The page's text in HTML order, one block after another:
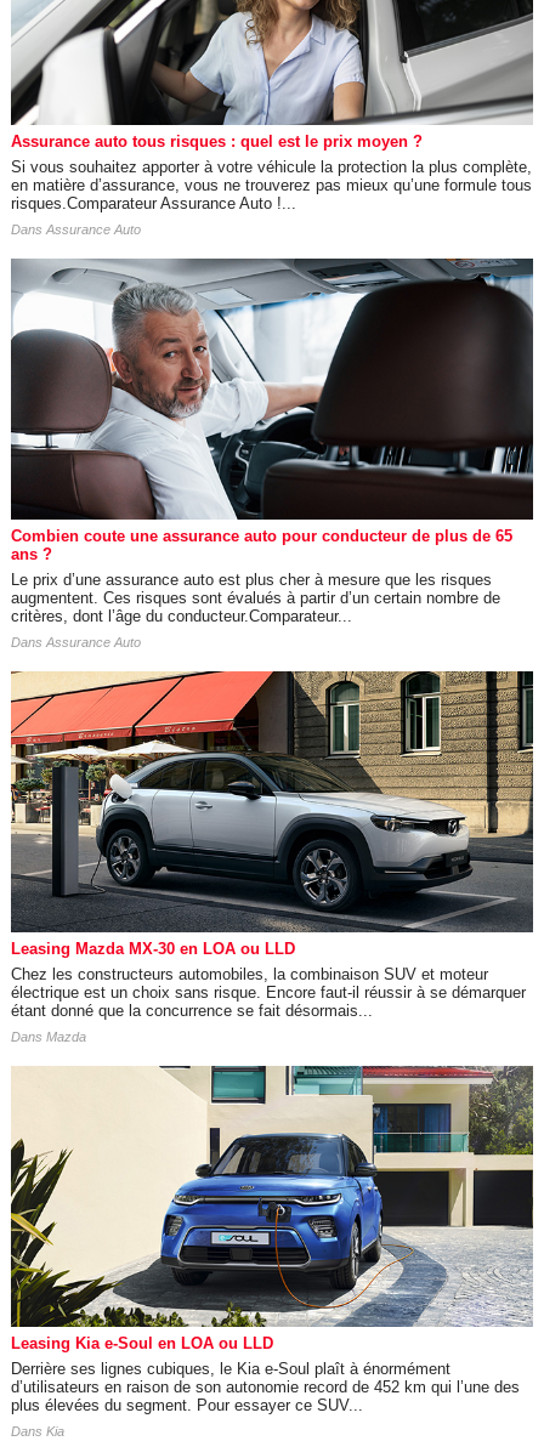
Assurance auto tous risques : quel est le prix moyen ?
Si vous souhaitez apporter à votre véhicule la protection la plus complète,
en matière d’assurance, vous ne trouverez pas mieux qu’une formule tous
risques.Comparateur Assurance Auto !...
Dans Assurance Auto
Combien coute une assurance auto pour conducteur de plus de 65
ans ?
Le prix d’une assurance auto est plus cher à mesure que les risques
augmentent. Ces risques sont évalués à partir d’un certain nombre de
critères, dont l’âge du conducteur.Comparateur...
Dans Assurance Auto
Leasing Mazda MX-30 en LOA ou LLD
Chez les constructeurs automobiles, la combinaison SUV et moteur
électrique est un choix sans risque. Encore faut-il réussir à se démarquer
étant donné que la concurrence se fait désormais...
Dans Mazda
Leasing Kia e-Soul en LOA ou LLD
Derrière ses lignes cubiques, le Kia e-Soul plaît à énormément
d’utilisateurs en raison de son autonomie record de 452 km qui l’une des
plus élevées du segment. Pour essayer ce SUV...
Dans Kia